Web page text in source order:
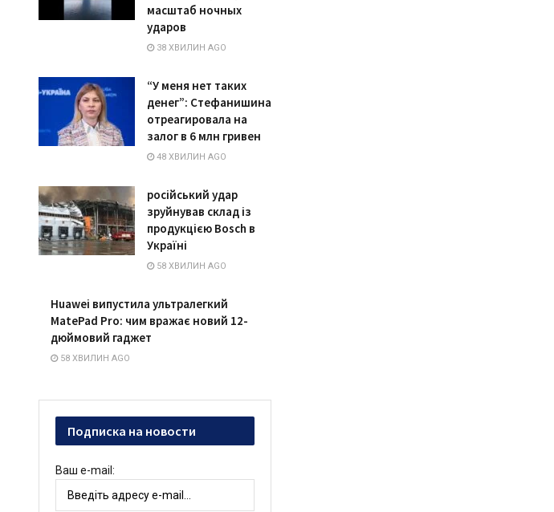
масштаб ночных
ударов
38 ХВИЛИН AGO
“У меня нет таких
денег”: Стефанишина
отреагировала на
залог в 6 млн гривен
48 ХВИЛИН AGO
російський удар
зруйнував склад із
продукцією Bosch в
Україні
58 ХВИЛИН AGO
Huawei випустила ультралегкий
MatePad Pro: чим вражає новий 12-
дюймовий гаджет
58 ХВИЛИН AGO
Подписка на новости
Ваш e-mail: